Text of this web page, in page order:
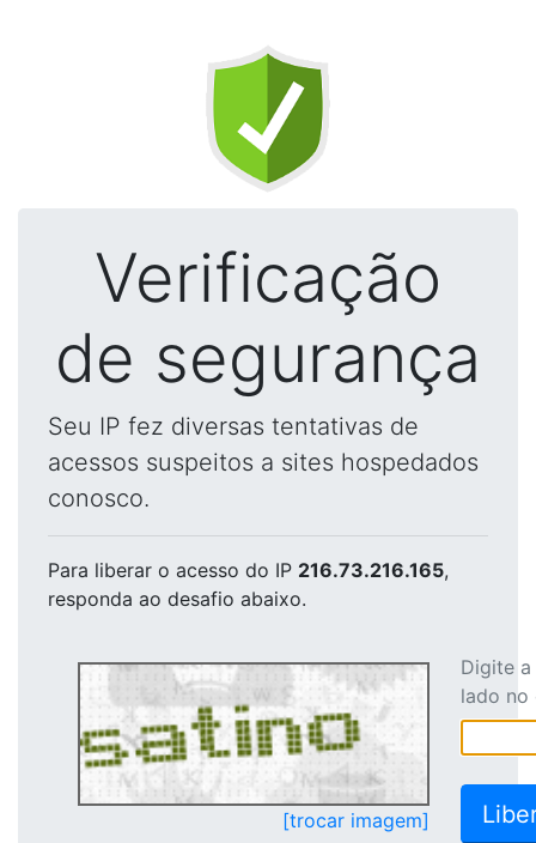
Verificação
de segurança
Seu IP fez diversas tentativas de
acessos suspeitos a sites hospedados
conosco.
Para liberar o acesso do IP 216.73.216.165,
responda ao desafio abaixo.
[trocar imagem]
Digite
lado no